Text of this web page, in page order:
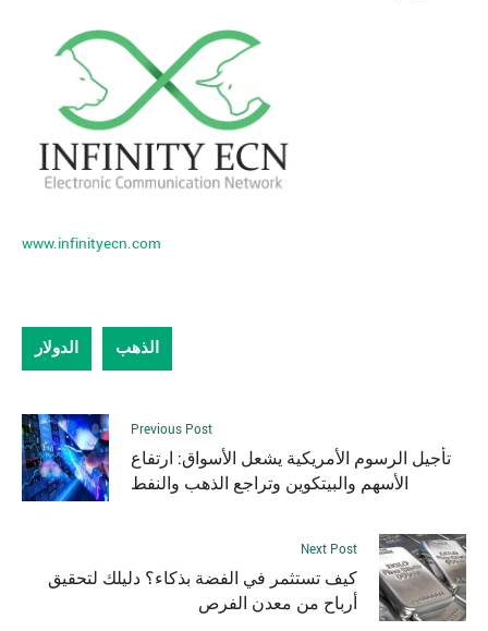
www.infinityecn.com
الدولار الذهب
Previous Post
تأجيل الرسوم الأمريكية يشعل الأسواق: ارتفاع
الأسهم والبيتكوين وتراجع الذهب والنفط
Next Post
كيف تستثمر في الفضة بذكاء؟ دليلك لتحقيق
أرباح من معدن الفرص